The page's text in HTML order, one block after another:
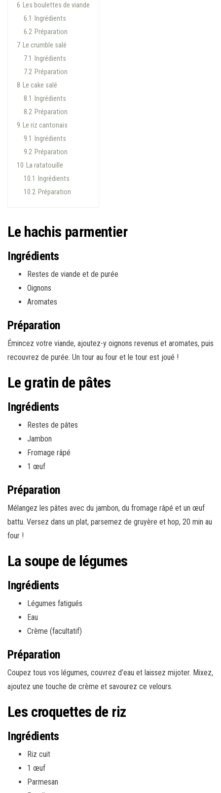
6 Les boulettes de viande
6.1
Ingrédients
6.2 Préparation
7 Le crumble salé
7.1
Ingrédients
7.2 Préparation
8 Le cake salé
8.1
Ingrédients
8.2 Préparation
9 Le riz cantonais
9.1
Ingrédients
9.2 Préparation
10 La ratatouille
10.1
Ingrédients
10.2 Préparation
Le hachis parmentier
Ingrédients
Restes de viande et de purée
Oignons
Aromates
Préparation
Émincez votre viande, ajoutez-y oignons revenus et aromates, puis
recouvrez de purée. Un tour au four et le tour est joué !
Le gratin de pâtes
Ingrédients
Restes de pâtes
Jambon
Fromage râpé
1 œuf
Préparation
Mélangez les pâtes avec du jambon, du fromage râpé et un œuf
battu. Versez dans un plat, parsemez de gruyère et hop, 20 min au
four !
La soupe de légumes
Ingrédients
Légumes fatigués
Eau
Crème (facultatif)
Préparation
Coupez tous vos légumes, couvrez d’eau et laissez mijoter. Mixez,
ajoutez une touche de crème et savourez ce velours.
Les croquettes de riz
Ingrédients
Riz cuit
1 œuf
Parmesan